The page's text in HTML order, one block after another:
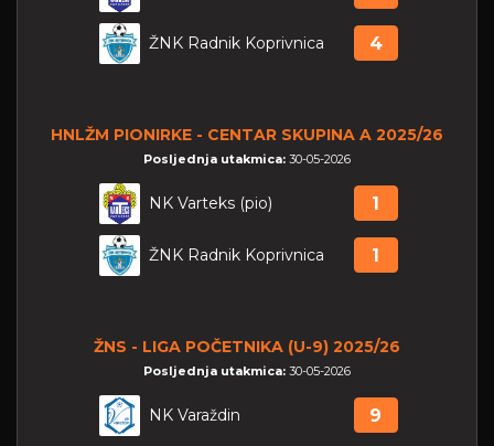
ŽNK Radnik Koprivnica 4
HNLŽM PIONIRKE - CENTAR SKUPINA A 2025/26
Posljednja utakmica: 30-05-2026
NK Varteks (pio) 1
ŽNK Radnik Koprivnica 1
ŽNS - LIGA POČETNIKA (U-9) 2025/26
Posljednja utakmica: 30-05-2026
NK Varaždin 9